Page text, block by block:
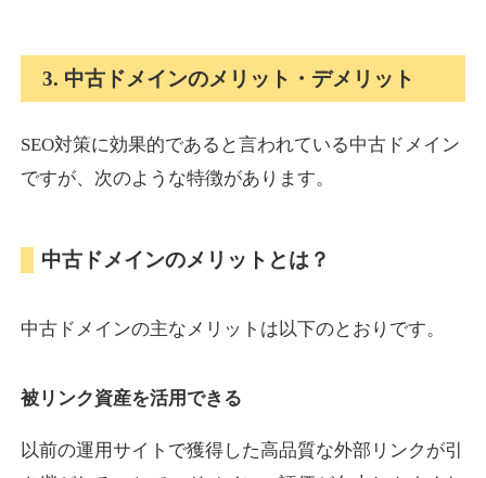
onlinepokerbetdansk.com
DA37 外部リンク数629 ドメイン年齢1年
10,800円 入札 0件
econopundit.com
外部リンク数 446
3. 中古ドメインのメリット・デメリット
SEO対策に効果的であると言われている中古ドメイン
ですが、次のような特徴があります。
中古ドメインのメリットとは？
中古ドメインの主なメリットは以下のとおりです。
被リンク資産を活用できる
以前の運用サイトで獲得した高品質な外部リンクが引